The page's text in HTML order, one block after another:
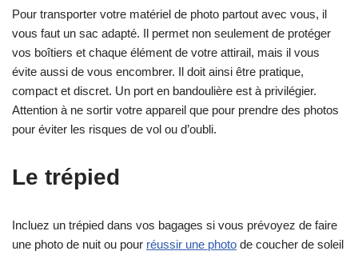
Pour transporter votre matériel de photo partout avec vous, il
vous faut un sac adapté. Il permet non seulement de protéger
vos boîtiers et chaque élément de votre attirail, mais il vous
évite aussi de vous encombrer. Il doit ainsi être pratique,
compact et discret. Un port en bandoulière est à privilégier.
Attention à ne sortir votre appareil que pour prendre des photos
pour éviter les risques de vol ou d’oubli.
Le trépied
Incluez un trépied dans vos bagages si vous prévoyez de faire
une photo de nuit ou pour réussir une photo de coucher de soleil